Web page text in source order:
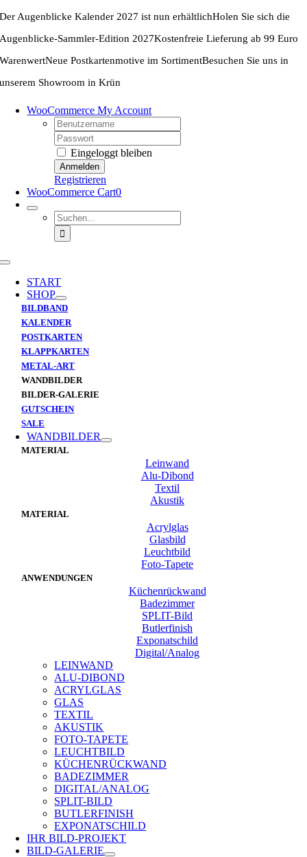
Zum
Inhalt
springen
Der Augenblicke Kalender 2027 ist nun erhältlichHolen Sie sich die
Augenblicke-Sammler-Edition 2027Kostenfreie Lieferung ab 99 Euro
WarenwertNeue Postkartenmotive im SortimentBesuchen Sie uns in
unserem Showroom in Krün
WooCommerce My Account
Username:
Password:
Eingeloggt bleiben
Registrieren
WooCommerce Cart0
Suche
nach:
Toggle
NavigationSTART
SHOP
BILDBAND
KALENDER
POSTKARTEN
KLAPPKARTEN
METAL-ART
WANDBILDER
BILDER-GALERIE
GUTSCHEIN
SALE
WANDBILDER
MATERIAL
Leinwand
Alu-Dibond
Textil
Akustik
MATERIAL
Acrylglas
Glasbild
Leuchtbild
Foto-Tapete
ANWENDUNGEN
Küchenrückwand
Badezimmer
SPLIT-Bild
Butlerfinish
Exponatschild
Digital/Analog
LEINWAND
ALU-DIBOND
ACRYLGLAS
GLAS
TEXTIL
AKUSTIK
FOTO-TAPETE
LEUCHTBILD
KÜCHENRÜCKWAND
BADEZIMMER
DIGITAL/ANALOG
SPLIT-BILD
BUTLERFINISH
EXPONATSCHILD
IHR BILD-PROJEKT
BILD-GALERIE